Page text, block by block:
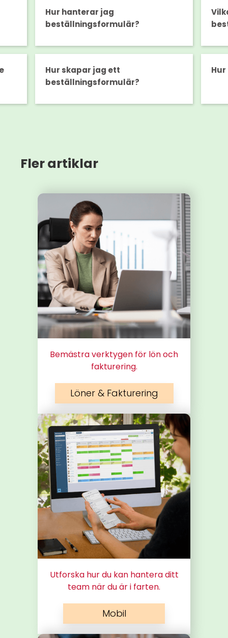
Hur hanterar jag
beställningsformulär?
Hur skapar jag ett
beställningsformulär?
Fler artiklar
Bemästra verktygen för lön och
fakturering.
Löner & Fakturering
Utforska hur du kan hantera ditt
team när du är i farten.
Mobil